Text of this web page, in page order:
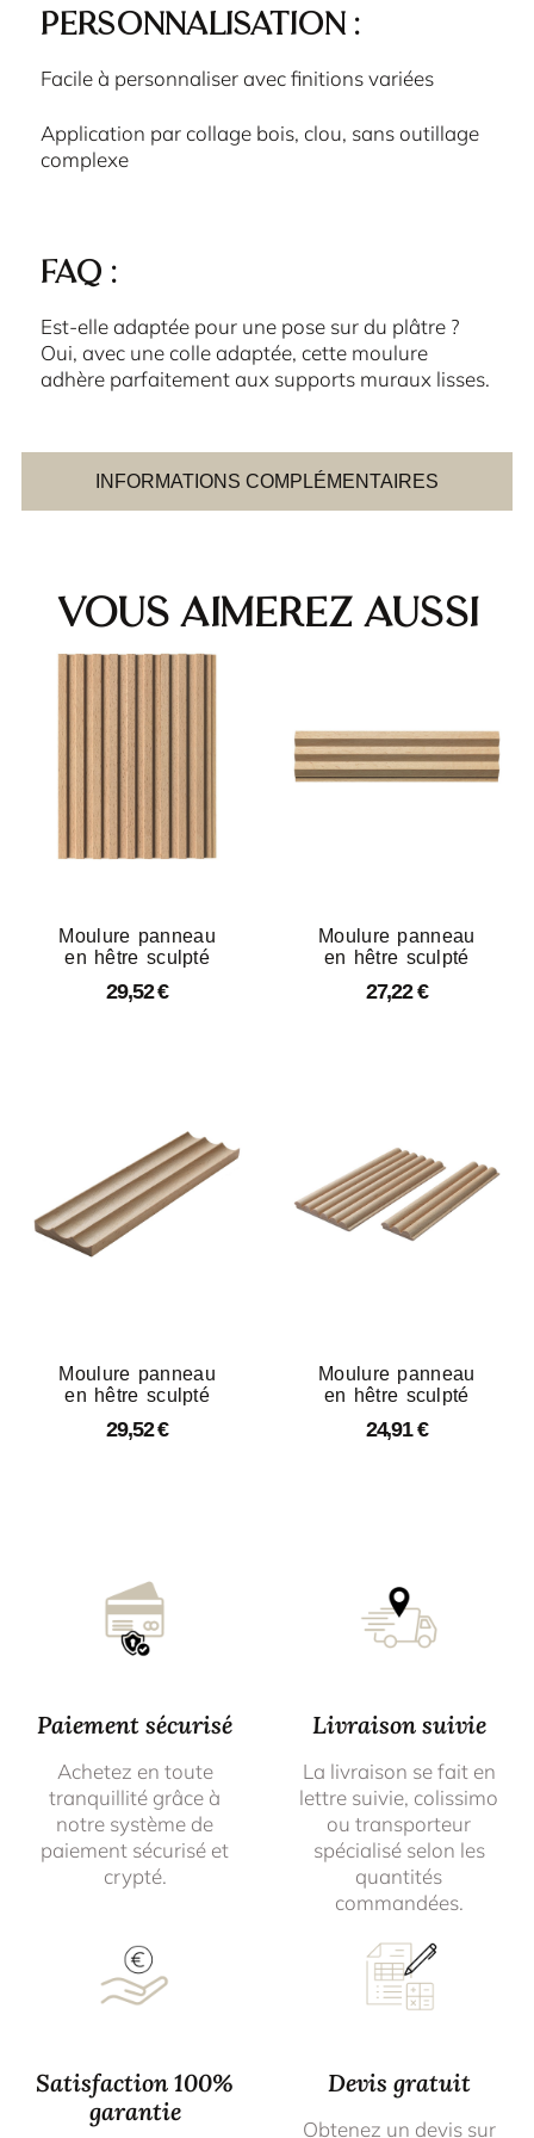
INFORMATIONS COMPLÉMENTAIRES
personnalisation :
Facile à personnaliser avec finitions variées
Application par collage bois, clou, sans outillage
complexe
FAQ :
Est-elle adaptée pour une pose sur du plâtre ?
Oui, avec une colle adaptée, cette moulure
adhère parfaitement aux supports muraux lisses.
Vous aimerez aussi
Moulure panneau
en hêtre sculpté
29,52€
Moulure panneau
en hêtre sculpté
27,22€
Moulure panneau
en hêtre sculpté
29,52€
Moulure panneau
en hêtre sculpté
24,91€
Paiement sécurisé
Achetez en toute
tranquillité grâce à
notre système de
paiement sécurisé et
crypté.
Livraison suivie
La livraison se fait en
lettre suivie, colissimo
ou transporteur
spécialisé selon les
quantités
commandées.
Satisfaction 100%
garantie
Devis gratuit
Obtenez un devis sur